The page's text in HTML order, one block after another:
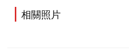
相關照片